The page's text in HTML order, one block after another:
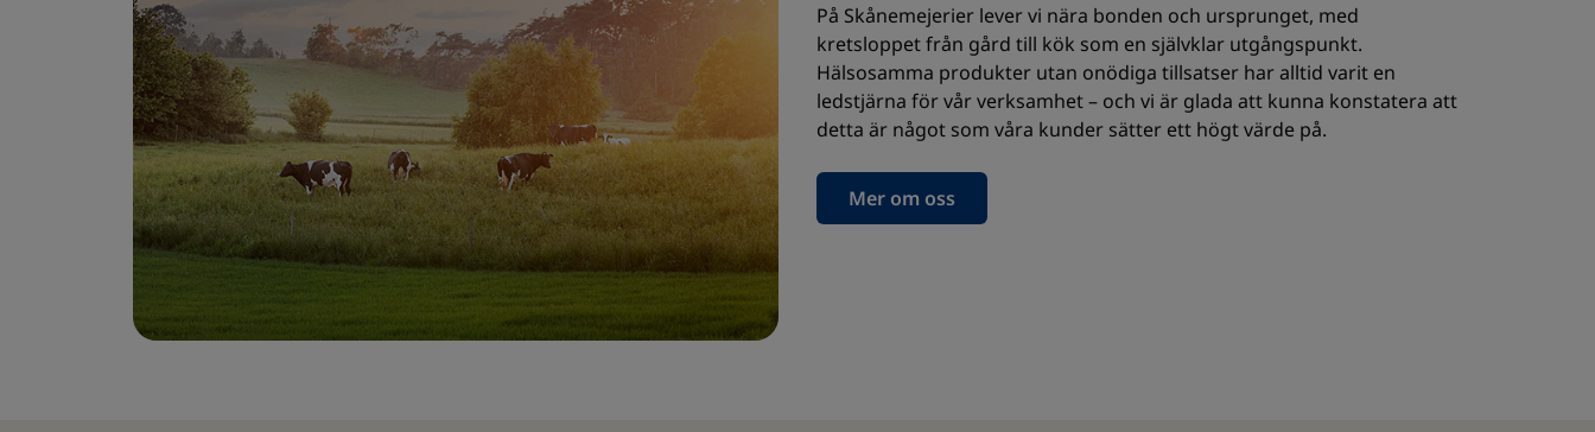
På Skånemejerier lever vi nära bonden och ursprunget, med
kretsloppet från gård till kök som en självklar utgångspunkt.
Hälsosamma produkter utan onödiga tillsatser har alltid varit en
ledstjärna för vår verksamhet – och vi är glada att kunna konstatera att
detta är något som våra kunder sätter ett högt värde på.
Mer om oss